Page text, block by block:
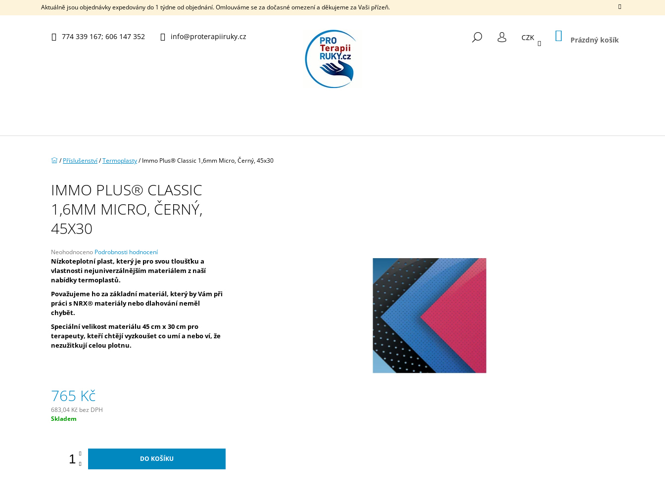
Aktuálně jsou objednávky expedovány do 1 týdne od objednání. Omlouváme se za dočasné omezení a děkujeme za Vaši přízeň.
774 339 167; 606 147 352 info@proterapiiruky.cz HLEDAT
PŘIHLÁŠENÍ
CZK NÁKUPNÍ
KOŠÍK
Prázdný košík
Domů
/ Příslušenství/Termoplasty/ Immo Plus® Classic 1,6mm Micro, Černý, 45x30
IMMO PLUS® CLASSIC
1,6MM MICRO, ČERNÝ,
45X30
Průměrné
hodnocení
produktu
je
z
5
hvězdiček.
Neohodnoceno Podrobnosti hodnocení
Nízkoteplotní plast, který je pro svou tloušťku a
vlastnosti nejuniverzálnějším materiálem z naší
nabídky termoplastů.
Považujeme ho za základní materiál, který by Vám při
práci s NRX® materiály nebo dlahování neměl
chybět.
Speciální velikost materiálu 45 cm x 30 cm pro
terapeuty, kteří chtějí vyzkoušet co umí a nebo ví, že
nezužitkují celou plotnu.
765 Kč
683,04 Kč bez DPH
Měrná
Skladem
DO KOŠÍKU
O
CO POTŘEBUJETE NAJÍT?
DOPORUČUJEME
NRX® MANEX RADIAL 2.0
1 172 Kč